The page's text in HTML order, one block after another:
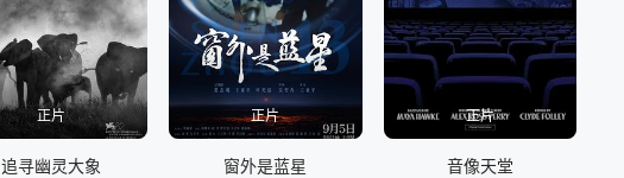
正片
追寻幽灵大象
正片
窗外是蓝星
正片
音像天堂